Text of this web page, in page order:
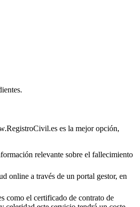
es la mejor opción,
relevante sobre el fallecimiento
online a través de un portal gestor, en
como el certificado de contrato de